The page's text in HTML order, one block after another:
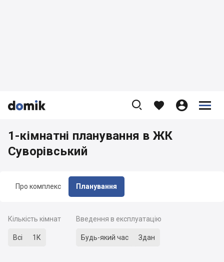


    


Про комплекс Планування
1-кімнатні планування в ЖК
Суворівський
Кількість кімнат
Всі 1К
Введення в експлуатацію
Будь-який час Здан